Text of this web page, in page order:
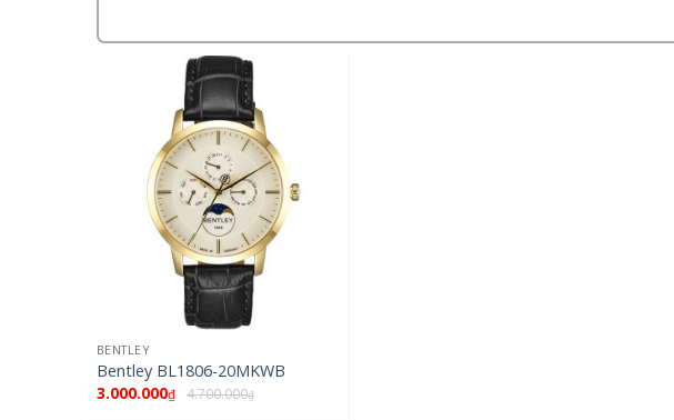
BENTLEY
Bentley BL1806-20MKWB
3.000.000₫ 4.700.000₫